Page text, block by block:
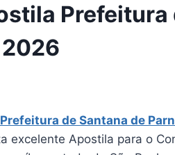
Prefeitura
2026
de Santana de
excelente Apostila para o